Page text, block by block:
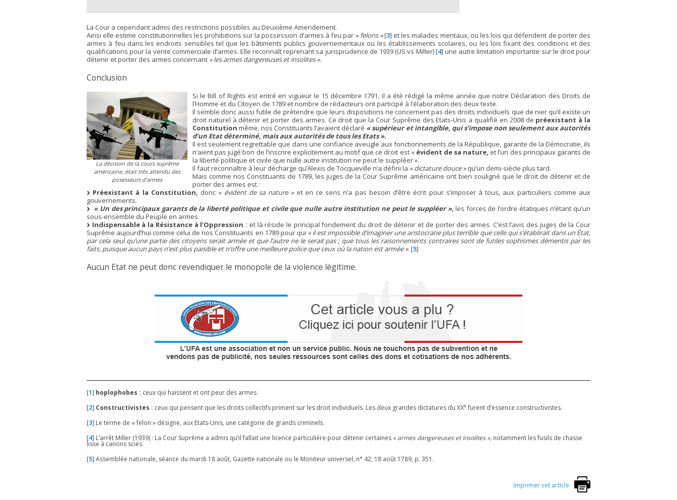
La Cour a cependant admis des restrictions possibles au Deuxième Amendement.
Ainsi elle estime constitutionnelles les prohibitions sur la possession d’armes à feu par « felons »[3] et les malades mentaux, ou les lois qui défendent de porter des
armes à feu dans les endroits sensibles tel que les bâtiments publics gouvernementaux ou les établissements scolaires, ou les lois fixant des conditions et des
qualifications pour la vente commerciale d’armes. Elle reconnaît reprenant sa jurisprudence de 1939 (US vs Miller)[4] une autre limitation importante sur le droit pour
détenir et porter des armes concernant « les armes dangereuses et insolites ».
Conclusion
La décision de la cours suprême
américaine, était très attendu des
posesseurs d’armes
Si le Bill of Rights est entré en vigueur le 15 décembre 1791, il a été rédigé la même année que notre Déclaration des Droits de
l’Homme et du Citoyen de 1789 et nombre de rédacteurs ont participé à l’élaboration des deux texte.
Il semble donc aussi futile de prétendre que leurs dispositions ne concernent pas des droits individuels que de nier qu’il existe un
droit naturel à détenir et porter des armes. Ce droit que la Cour Suprême des Etats-Unis a qualifié en 2008 de préexistant à la
Constitution même, nos Constituants l’avaient déclaré « supérieur et intangible, qui s’impose non seulement aux autorités
d’un Etat déterminé, mais aux autorités de tous les Etats ».
Il est seulement regrettable que dans une confiance aveugle aux fonctionnements de la République, garante de la Démocratie, ils
n’aient pas jugé bon de l’inscrire explicitement au motif que ce droit est « évident de sa nature, et l’un des principaux garants de
la liberté politique et civile que nulle autre institution ne peut le suppléer ».
Il faut reconnaître à leur décharge qu’Alexis de Tocqueville n’a défini la « dictature douce »qu’un demi-siècle plus tard.
Mais comme nos Constituants de 1789, les juges de la Cour Suprême américaine ont bien souligné que le droit de détenir et de
porter des armes est :
Préexistant à la Constitution, donc « évident de sa nature »et en ce sens n’a pas besoin d’être écrit pour s’imposer à tous, aux particuliers comme aux
gouvernements.
« Un des principaux garants de la liberté politique et civile que nulle autre institution ne peut le suppléer », les forces de l’ordre étatiques n’étant qu’un
sous-ensemble du Peuple en armes.
Indispensable à la Résistance à l’Oppression : et là réside le principal fondement du droit de détenir et de porter des armes. C’est l’avis des juges de la Cour
Suprême aujourd’hui comme celui de nos Constituants en 1789 pour qui « il est impossible d’imaginer une aristocratie plus terrible que celle qui s’établirait dans un État,
par cela seul qu’une partie des citoyens serait armée et que l’autre ne le serait pas ; que tous les raisonnements contraires sont de futiles sophismes démentis par les
faits, puisque aucun pays n’est plus paisible et n’offre une meilleure police que ceux où la nation est armée ».[5]
Aucun Etat ne peut donc revendiquer le monopole de la violence légitime.
[1] hoplophobes : ceux qui haïssent et ont peur des armes.
[2] Constructivistes : ceux qui pensent que les droits collectifs priment sur les droit individuels. Les deux grandes dictatures du XXe furent d’essence constructivistes.
[3] Le terme de « felon » désigne, aux Etats-Unis, une catégorie de grands criminels.
[4] L’arrêt Miller (1939) : La Cour Suprême a admis qu’il fallait une licence particulière pour détenir certaines « armes dangereuses et insolites », notamment les fusils de chasse
lisse à canons sciés.
[5] Assemblée nationale, séance du mardi 18 août, Gazette nationale ou le Moniteur universel, n° 42, 18 août 1789, p. 351.
Imprimer cet article